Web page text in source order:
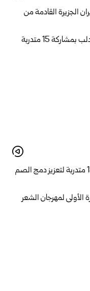
الجزيرة ‏القادمة من
اختتام دورة لغة الإشارة في إدلب بمشاركة 15 متدربة لتعزيز دمج الصم